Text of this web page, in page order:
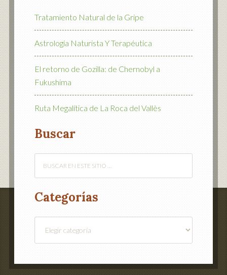
Tratamiento Natural de la Gripe
Astrología Naturista Y Terapéutica
El retorno de Gozilla: de Chernobyl a
Fukushima
Ruta Megalítica de La Roca del Vallès
Buscar
Categorías